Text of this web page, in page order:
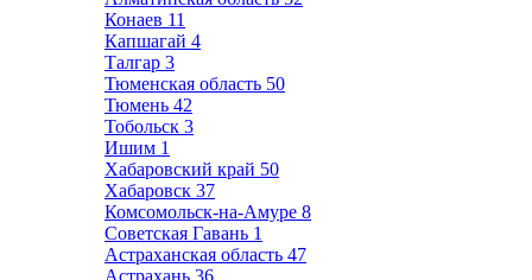
Конаев 11
Капшагай 4
Талгар 3
Тюменская область 50
Тюмень 42
Тобольск 3
Ишим 1
Хабаровский край 50
Хабаровск 37
Комсомольск-на-Амуре 8
Советская Гавань 1
Астраханская область 47
Астрахань 36